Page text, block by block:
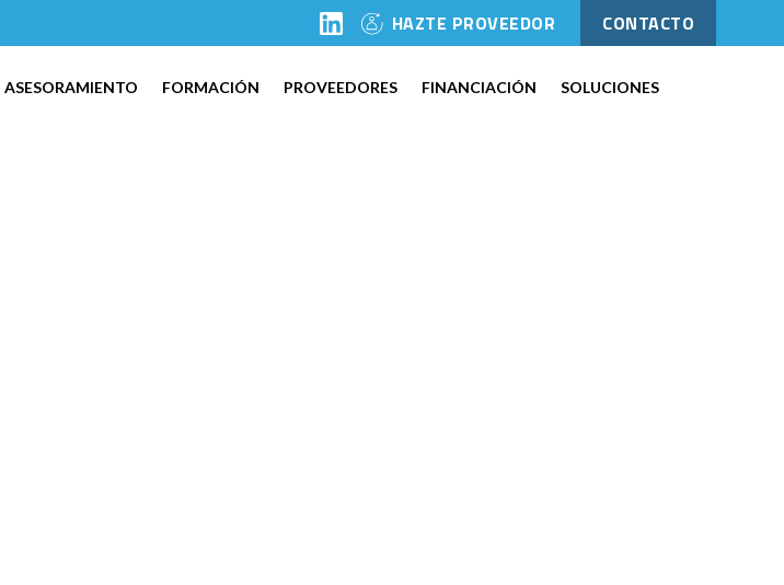
HAZTE PROVEEDOR CONTACTO
ASESORAMIENTO FORMACIÓN PROVEEDORES FINANCIACIÓN SOLUCIONES